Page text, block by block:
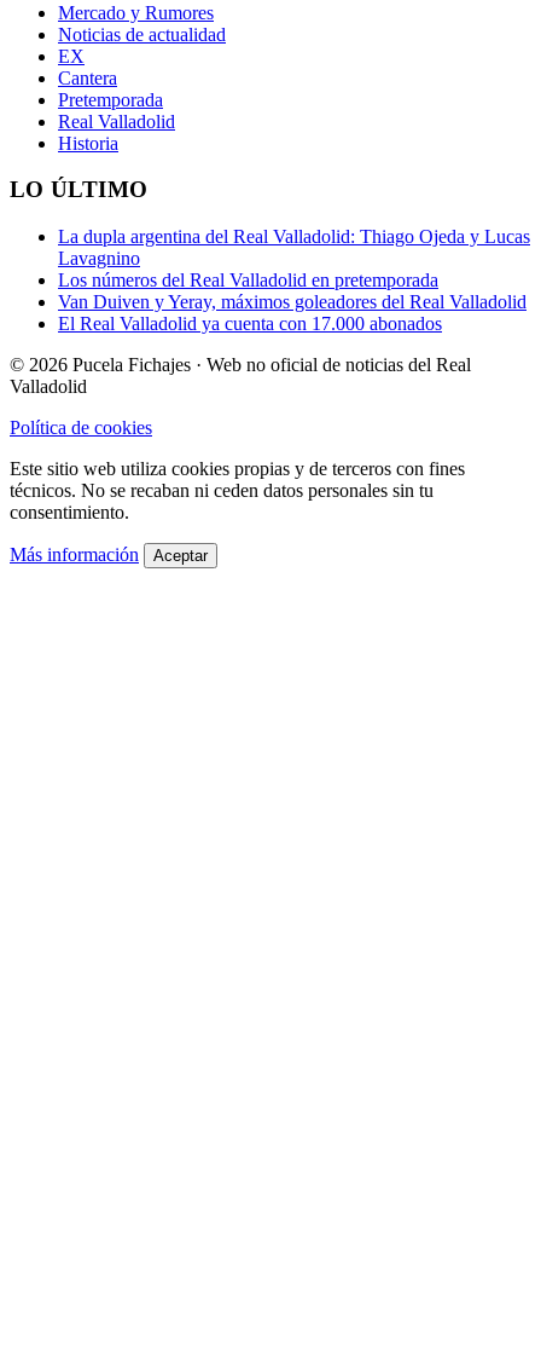
Mercado y Rumores
Noticias de actualidad
EX
Cantera
Pretemporada
Real Valladolid
Historia
LO ÚLTIMO
La dupla argentina del Real Valladolid: Thiago Ojeda y Lucas
Lavagnino
Los números del Real Valladolid en pretemporada
Van Duiven y Yeray, máximos goleadores del Real Valladolid
El Real Valladolid ya cuenta con 17.000 abonados
© 2026 Pucela Fichajes · Web no oficial de noticias del Real
Valladolid
Política de cookies
Este sitio web utiliza cookies propias y de terceros con fines
técnicos. No se recaban ni ceden datos personales sin tu
consentimiento.
Más información Aceptar